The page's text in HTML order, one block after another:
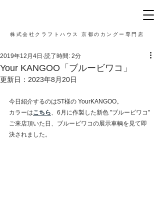
株式会社クラフトハウス 京都のカングー専門店
Your KANGOO「ブルービワコ」
2019年12月4日 読了時間: 2分
更新日： 2023年8月20日
今日紹介するのはST様の YourKANGOO。
カラーはこちら、6月に作製した新色 "ブルービワコ"
ご来店頂いた日、ブルービワコの展示車輌を見て即
決されました。